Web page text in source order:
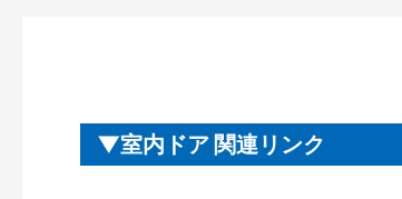
室内ドア 関連リンク